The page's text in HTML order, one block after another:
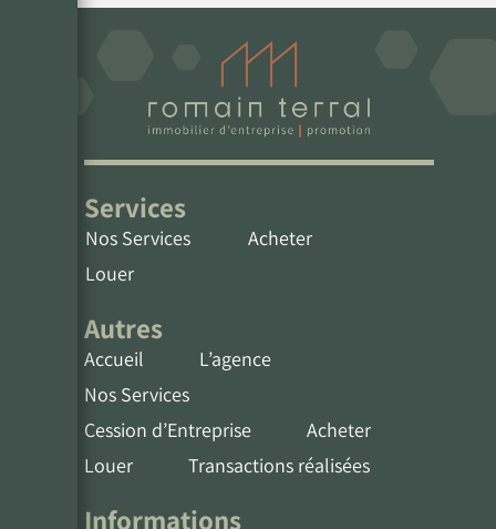
Services
Nos Services
Acheter
Louer
Autres
Accueil
L’agence
Nos Services
Cession d’Entreprise
Acheter
Louer
Transactions réalisées
Informations